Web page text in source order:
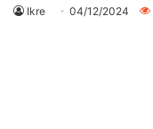
Ikre 04/12/2024